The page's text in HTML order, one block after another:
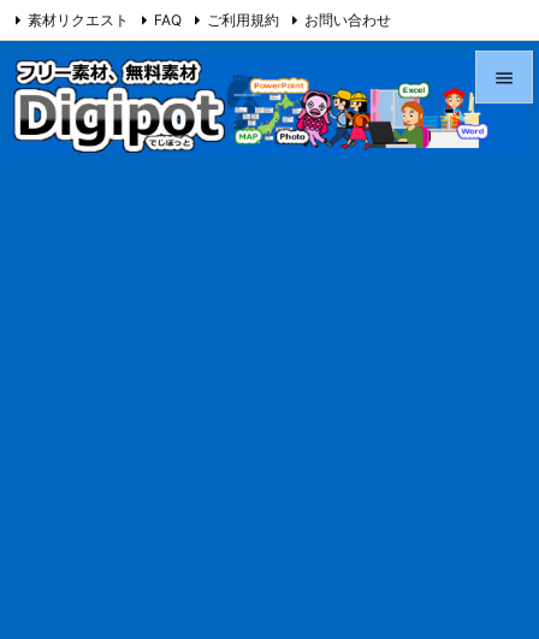

素材リクエスト FAQ ご利用規約 お問い合わせ
当サイト（Digipot.net）について